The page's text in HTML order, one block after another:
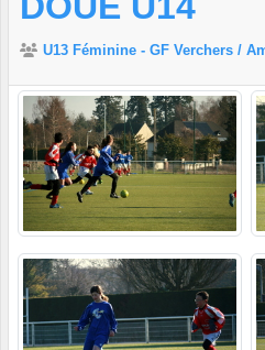
U13 Féminine - GF Verchers /